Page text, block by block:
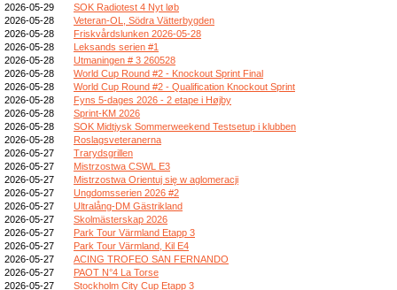
2026-05-29
SOK Radiotest 4 Nyt løb
2026-05-28
Veteran-OL, Södra Vätterbygden
2026-05-28
Friskvårdslunken 2026-05-28
2026-05-28
Leksands serien #1
2026-05-28
Utmaningen # 3 260528
2026-05-28
World Cup Round #2 - Knockout Sprint Final
2026-05-28
World Cup Round #2 - Qualification Knockout Sprint
2026-05-28
Fyns 5-dages 2026 - 2 etape i Højby
2026-05-28
Sprint-KM 2026
2026-05-28
SOK Midtjysk Sommerweekend Testsetup i klubben
2026-05-28
Roslagsveteranerna
2026-05-27
Trarydsgrillen
2026-05-27
Mistrzostwa CSWL E3
2026-05-27
Mistrzostwa Orientuj się w aglomeracji
2026-05-27
Ungdomsserien 2026 #2
2026-05-27
Ultralång-DM Gästrikland
2026-05-27
Skolmästerskap 2026
2026-05-27
Park Tour Värmland Etapp 3
2026-05-27
Park Tour Värmland, Kil E4
2026-05-27
ACING TROFEO SAN FERNANDO
2026-05-27
PAOT N°4 La Torse
2026-05-27
Stockholm City Cup Etapp 3